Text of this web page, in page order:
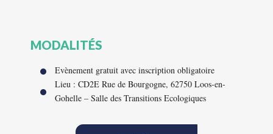
MODALITÉS
Evènement gratuit avec inscription obligatoire
Lieu : CD2E Rue de Bourgogne, 62750 Loos-en-
Gohelle – Salle des Transitions Ecologiques